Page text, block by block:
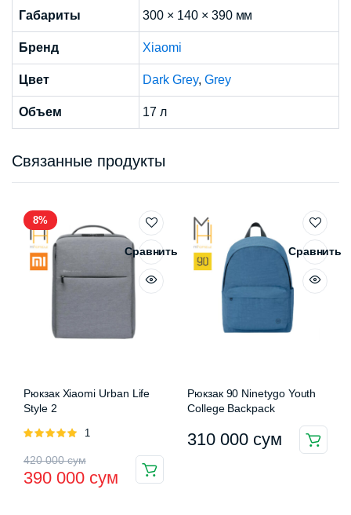
Габариты 300 × 140 × 390 мм
Бренд Xiaomi
Цвет Dark Grey, Grey
Объем 17 л
Связанные продукты
8%
Сравнить
Рюкзак Xiaomi Urban Life
Style 2
Оценка
1
420 000сум
Первоначальная
цена
390 000 сум
Текущая
цена:
Этот
Сравнить
Рюкзак 90 Ninetygo Youth
College Backpack
310 000 сум
Этот